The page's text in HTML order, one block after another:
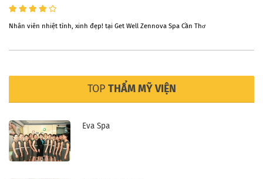
Nhân viên nhiệt tình, xinh đẹp! tại Get Well Zennova Spa Cần Thơ
TOP THẨM MỸ VIỆN
Eva Spa